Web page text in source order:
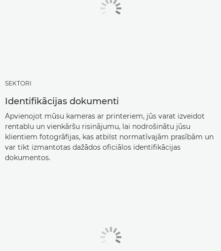
SEKTORI
Identifikācijas dokumenti
Apvienojot mūsu kameras ar printeriem, jūs varat izveidot
rentablu un vienkāršu risinājumu, lai nodrošinātu jūsu
klientiem fotogrāfijas, kas atbilst normatīvajām prasībām un
var tikt izmantotas dažādos oficiālos identifikācijas
dokumentos.